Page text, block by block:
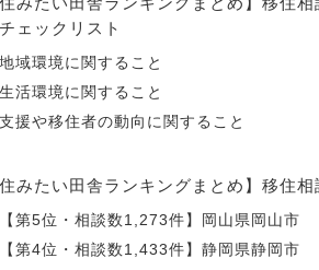
ェックリスト
地域環境に関すること
生活環境に関すること
支援や移住者の動向に関すること
住みたい田舎ランキングまとめ】移住
【第5位・相談数1,273件】岡山県岡山市
【第4位・相談数1,433件】静岡県静岡市